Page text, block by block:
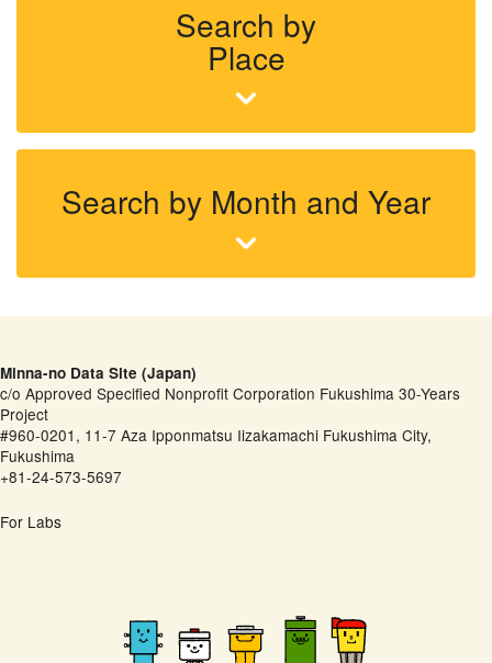
Search by
Place
Search by Month and Year
Minna-no Data Site (Japan)
c/o Approved Specified Nonprofit Corporation Fukushima 30-Years
Project
#960-0201, 11-7 Aza Ipponmatsu Iizakamachi Fukushima City,
Fukushima
+81-24-573-5697
For Labs